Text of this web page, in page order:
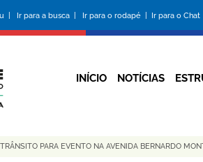
| Ir para a busca | Ir para o rodapé | Ir para o Chat
INÍCIO NOTÍCIAS
PARA EVENTO NA AVENIDA BERNARDO